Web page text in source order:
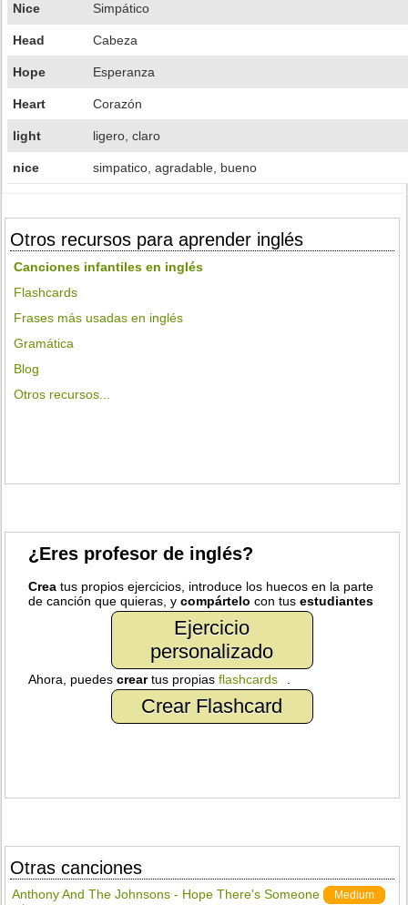
Nice Simpático
Head Cabeza
Hope Esperanza
Heart Corazón
light ligero, claro
nice simpatico, agradable, bueno
Otros recursos para aprender inglés
Canciones infantiles en inglés
Flashcards
Frases más usadas en inglés
Gramática
Blog
Otros recursos...
¿Eres profesor de inglés?
Crea tus propios ejercicios, introduce los huecos en la parte
de canción que quieras, ycompártelo con tusestudiantes
Ejercicio
personalizado
Ahora, puedescreartus propiasflashcards
Crear Flashcard
Otras canciones
Anthony And The Johnsons - Hope There's Someone Medium